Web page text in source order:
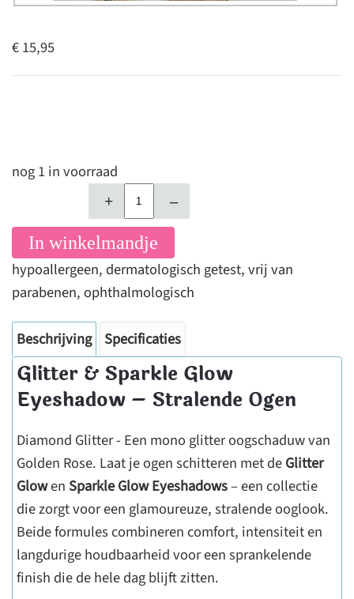
€ 15,95
nog 1 in voorraad
+ –
In winkelmandje
hypoallergeen,dermatologisch getest,vrij van
parabenen,ophthalmologisch
Beschrijving Specificaties
Glitter & Sparkle Glow
Eyeshadow – Stralende Ogen
Diamond Glitter - Een mono glitter oogschaduw van
Golden Rose. Laat je ogen schitteren met deGlitter
Glowen Sparkle Glow Eyeshadows– een collectie
die zorgt voor een glamoureuze, stralende ooglook.
Beide formules combineren comfort, intensiteit en
langdurige houdbaarheid voor een sprankelende
finish die de hele dag blijft zitten.